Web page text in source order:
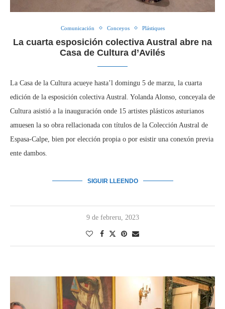
Comunicación Conceyos Plástiques
La cuarta esposición colectiva Austral abre na
Casa de Cultura d’Avilés
La Casa de la Cultura acueye hasta’l domingu 5 de marzu, la cuarta
edición de la esposición colectiva Austral. Yolanda Alonso, conceyala de
Cultura asistió a la inauguración onde 15 artistes plásticos asturianos
amuesen la so obra rellacionada con títulos de la Colección Austral de
Espasa-Calpe, bien por elección propia o por esistir una conexón previa
ente dambos.
SIGUIR LLEENDO
9 de febreru, 2023